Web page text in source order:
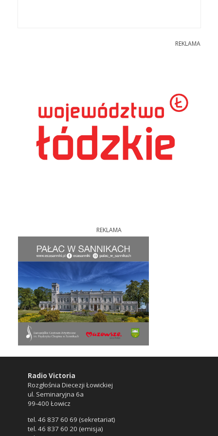
REKLAMA
REKLAMA
Radio Victoria
Rozgłośnia Diecezji Łowickiej
ul. Seminaryjna 6a
99-400 Łowicz
tel. 46 837 60 69 (sekretariat)
tel. 46 837 60 20 (emisja)